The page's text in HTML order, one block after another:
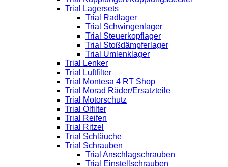
Trial Lagersets
Trial Radlager
Trial Schwingenlager
Trial Steuerkopflager
Trial Stoßdämpferlager
Trial Umlenklager
Trial Lenker
Trial Luftfilter
Trial Montesa 4 RT Shop
Trial Morad Räder/Ersatzteile
Trial Motorschutz
Trial Ölfilter
Trial Reifen
Trial Ritzel
Trial Schläuche
Trial Schrauben
Trial Anschlagschrauben
Trial Einstellschrauben